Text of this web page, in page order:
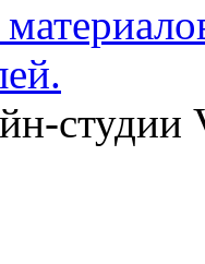
студии